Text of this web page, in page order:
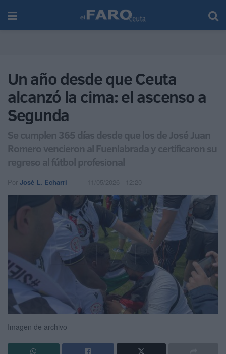
Un año desde que Ceuta
alcanzó la cima: el ascenso a
Segunda
Se cumplen 365 días desde que los de José Juan
Romero vencieron al Fuenlabrada y certificaron su
regreso al fútbol profesional
Por José L. Echarri 11/05/2026 - 12:20
Imagen de archivo